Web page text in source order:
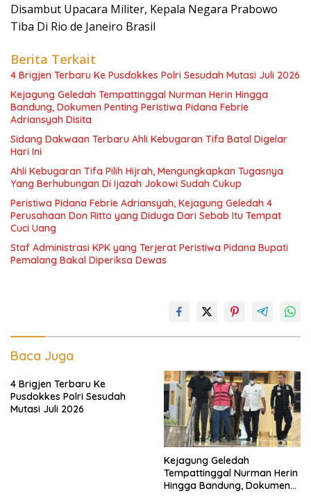
Disambut Upacara Militer, Kepala Negara Prabowo
Tiba Di Rio de Janeiro Brasil
Berita Terkait
4 Brigjen Terbaru Ke Pusdokkes Polri Sesudah Mutasi Juli 2026
Kejagung Geledah Tempattinggal Nurman Herin Hingga
Bandung, Dokumen Penting Peristiwa Pidana Febrie
Adriansyah Disita
Sidang Dakwaan Terbaru Ahli Kebugaran Tifa Batal Digelar
Hari Ini
Ahli Kebugaran Tifa Pilih Hijrah, Mengungkapkan Tugasnya
Yang Berhubungan Di Ijazah Jokowi Sudah Cukup
Peristiwa Pidana Febrie Adriansyah, Kejagung Geledah 4
Perusahaan Don Ritto yang Diduga Dari Sebab Itu Tempat
Cuci Uang
Staf Administrasi KPK yang Terjerat Peristiwa Pidana Bupati
Pemalang Bakal Diperiksa Dewas
Baca Juga
4 Brigjen Terbaru Ke
Pusdokkes Polri Sesudah
Mutasi Juli 2026
Kejagung Geledah
Tempattinggal Nurman Herin
Hingga Bandung, Dokumen